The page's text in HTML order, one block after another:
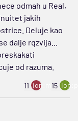
odmah u Real,
jakih
Deluje kao
dalje rqzvija...
od razuma.
11 ion:minus
15